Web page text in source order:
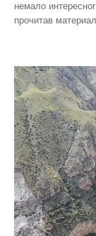
немало
прочитав